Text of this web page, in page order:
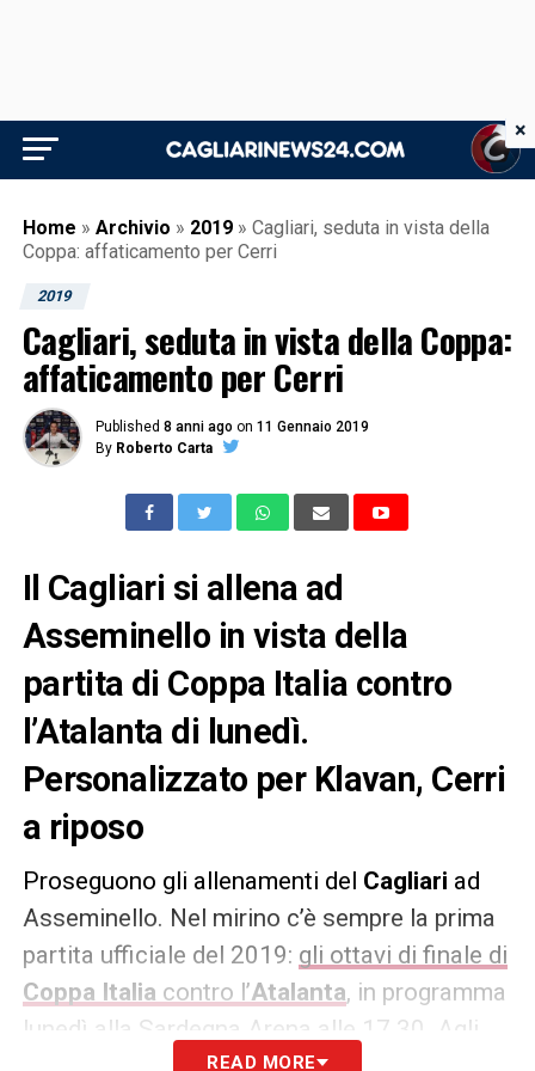
Home » Archivio » 2019 » Cagliari, seduta in vista della
Coppa: affaticamento per Cerri
2019
Cagliari, seduta in vista della Coppa:
affaticamento per Cerri
Published 8 anni ago on 11 Gennaio 2019
By Roberto Carta
Il Cagliari si allena ad
Asseminello in vista della
partita di Coppa Italia contro
l’Atalanta di lunedì.
Personalizzato per Klavan, Cerri
a riposo
Proseguono gli allenamenti del Cagliari ad
Asseminello. Nel mirino c’è sempre la prima
partita ufficiale del 2019: gli ottavi di finale di
Coppa Italia contro l’Atalanta, in programma
lunedì alla Sardegna Arena alle 17.30. Agli
READ MORE
×